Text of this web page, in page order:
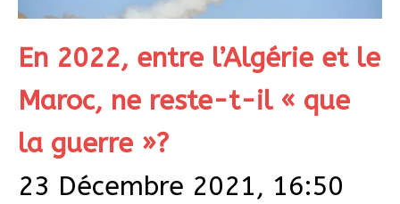
En 2022, entre l’Algérie et le
Maroc, ne reste-t-il « que
la guerre »?
23 Décembre 2021, 16:50